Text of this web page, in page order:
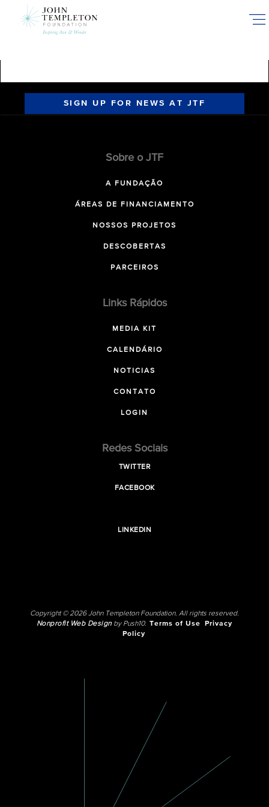
SIGN UP FOR NEWS AT JTF
Sobre o JTF
A FUNDAÇÃO
ÁREAS DE FINANCIAMENTO
NOSSOS PROJETOS
DESCOBERTAS
PARCEIROS
Links Rápidos
MEDIA KIT
CALENDÁRIO
NOTICIAS
CONTATO
LOGIN
Redes Sociais
TWITTER
FACEBOOK
LINKEDIN
Copyright © 2026 John Templeton Foundation. All rights reserved.
Nonprofit Web Designby Push10. Terms of Use
Privacy
Policy